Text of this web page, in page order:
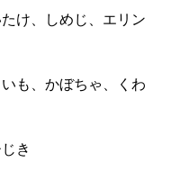
け、しめじ、エリン
も、かぼちゃ、くわ
き